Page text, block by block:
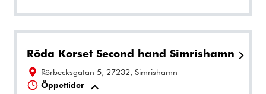
Röda Korset Second hand Simrishamn
Rörbecksgatan 5, 27232, Simrishamn
Öppettider